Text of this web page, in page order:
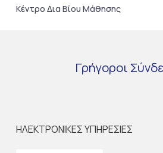
Κέντρο Δια Βίου Μάθησης
Γρήγοροι
ΗΛΕΚΤΡΟΝΙΚΕΣ ΥΠΗΡΕΣΙΕΣ